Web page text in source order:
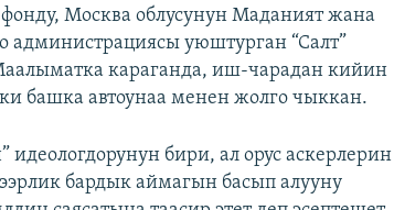
Москва облусунун Маданият жана
уюштурган “Салт”
караганда, иш-чарадан кийин
башка автоунаа менен жолго чыккан.
идеологдорунун бири, ал орус аскерлерин
бардык аймагын басып алууну